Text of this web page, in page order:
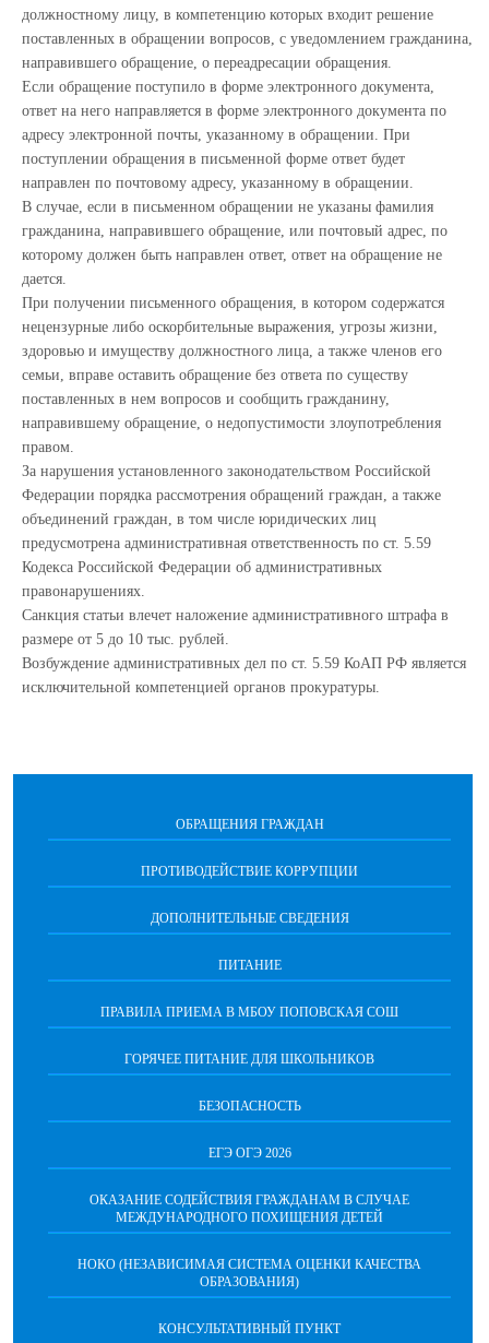
должностному лицу, в компетенцию которых входит решение
поставленных в обращении вопросов, с уведомлением гражданина,
направившего обращение, о переадресации обращения.
Если обращение поступило в форме электронного документа,
ответ на него направляется в форме электронного документа по
адресу электронной почты, указанному в обращении. При
поступлении обращения в письменной форме ответ будет
направлен по почтовому адресу, указанному в обращении.
В случае, если в письменном обращении не указаны фамилия
гражданина, направившего обращение, или почтовый адрес, по
которому должен быть направлен ответ, ответ на обращение не
дается.
При получении письменного обращения, в котором содержатся
нецензурные либо оскорбительные выражения, угрозы жизни,
здоровью и имуществу должностного лица, а также членов его
семьи, вправе оставить обращение без ответа по существу
поставленных в нем вопросов и сообщить гражданину,
направившему обращение, о недопустимости злоупотребления
правом.
За нарушения установленного законодательством Российской
Федерации порядка рассмотрения обращений граждан, а также
объединений граждан, в том числе юридических лиц
предусмотрена административная ответственность по ст. 5.59
Кодекса Российской Федерации об административных
правонарушениях.
Санкция статьи влечет наложение административного штрафа в
размере от 5 до 10 тыс. рублей.
Возбуждение административных дел по ст. 5.59 КоАП РФ является
исключительной компетенцией органов прокуратуры.
ОБРАЩЕНИЯ ГРАЖДАН
ПРОТИВОДЕЙСТВИЕ КОРРУПЦИИ
ДОПОЛНИТЕЛЬНЫЕ СВЕДЕНИЯ
ПИТАНИЕ
ПРАВИЛА ПРИЕМА В МБОУ ПОПОВСКАЯ СОШ
ГОРЯЧЕЕ ПИТАНИЕ ДЛЯ ШКОЛЬНИКОВ
БЕЗОПАСНОСТЬ
ЕГЭ ОГЭ 2026
ОКАЗАНИЕ СОДЕЙСТВИЯ ГРАЖДАНАМ В СЛУЧАЕ
МЕЖДУНАРОДНОГО ПОХИЩЕНИЯ ДЕТЕЙ
НОКО (НЕЗАВИСИМАЯ СИСТЕМА ОЦЕНКИ КАЧЕСТВА
ОБРАЗОВАНИЯ)
КОНСУЛЬТАТИВНЫЙ ПУНКТ